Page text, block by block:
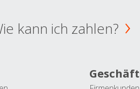
kann ich zahlen?